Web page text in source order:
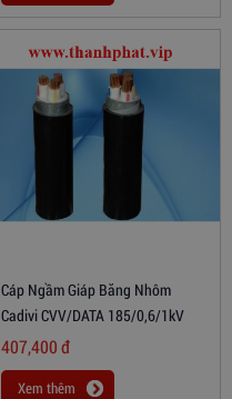
Cáp Ngầm Giáp Băng Nhôm
Cadivi CVV/DATA 185/0,6/1kV
407,400đ
Xem thêm